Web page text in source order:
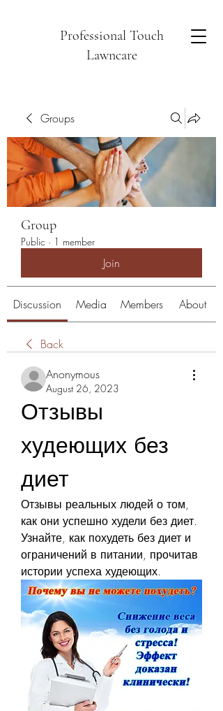
Professional Touch
Lawncare
Groups
Group
Public · 1 member
Join
Discussion Media Members About
Back
Anonymous
August 26, 2023
Отзывы
худеющих без
диет
Отзывы реальных людей о том,
как они успешно худели без диет.
Узнайте, как похудеть без диет и
ограничений в питании, прочитав
истории успеха худеющих.